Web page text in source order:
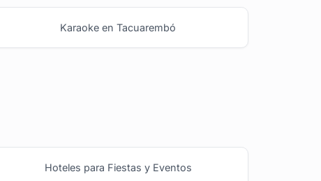
Karaoke en Tacuarembó
Hoteles para Fiestas y Eventos